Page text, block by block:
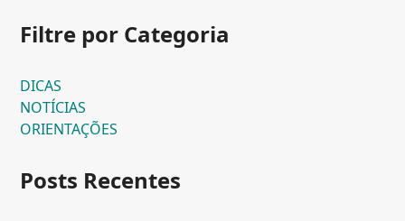
Filtre por Categoria
DICAS
NOTÍCIAS
ORIENTAÇÕES
Posts Recentes